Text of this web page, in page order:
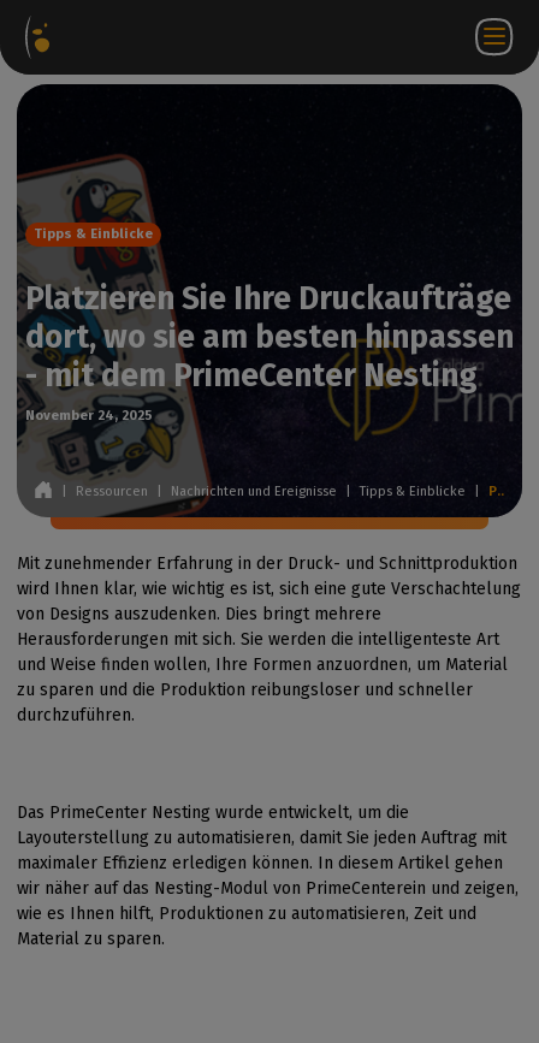
DE
Tipps & Einblicke
Platzieren Sie Ihre Druckaufträge
dort, wo sie am besten hinpassen
- mit dem PrimeCenter Nesting
November 24, 2025
Ressourcen Nachrichten und Ereignisse Tipps & Einblicke Platzieren Sie Ihre Druckaufträge dort, wo sie am besten hinpassen - mit dem PrimeCenter Nesting
Mit zunehmender Erfahrung in der Druck- und Schnittproduktion
wird Ihnen klar, wie wichtig es ist, sich eine gute Verschachtelung
von Designs auszudenken. Dies bringt mehrere
Herausforderungen mit sich. Sie werden die intelligenteste Art
und Weise finden wollen, Ihre Formen anzuordnen, um Material
zu sparen und die Produktion reibungsloser und schneller
durchzuführen.
Das PrimeCenter Nesting wurde entwickelt, um die
Layouterstellung zu automatisieren, damit Sie jeden Auftrag mit
maximaler Effizienz erledigen können. In diesem Artikel gehen
wir näher auf das Nesting-Modul von PrimeCenterein und zeigen,
wie es Ihnen hilft, Produktionen zu automatisieren, Zeit und
Material zu sparen.